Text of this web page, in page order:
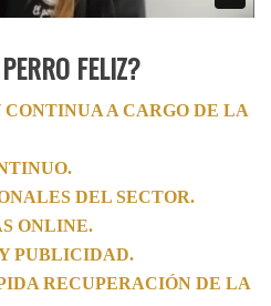
FELIZ?
A CARGO DE LA
DEL SECTOR.
ONLINE.
PUBLICIDAD.
RECUPERACIÓN DE LA